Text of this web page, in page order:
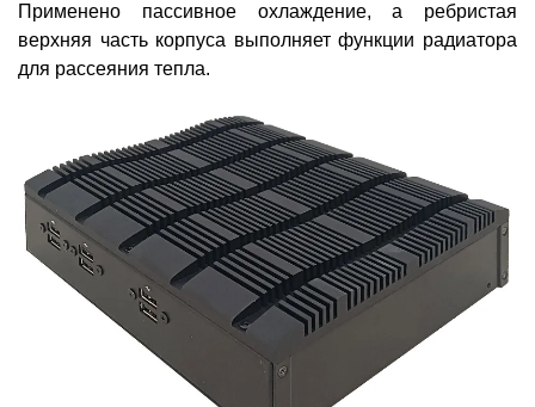
Применено пассивное охлаждение, а ребристая
верхняя часть корпуса выполняет функции радиатора
для рассеяния тепла.